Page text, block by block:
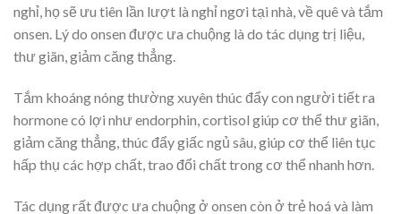
nghỉ, họ sẽ ưu tiên lần lượt là nghỉ ngơi tại nhà, về quê và tắm
onsen. Lý do onsen được ưa chuộng là do tác dụng trị liệu,
thư giãn, giảm căng thẳng.
Tắm khoáng nóng thường xuyên thúc đẩy con người tiết ra
hormone có lợi như endorphin, cortisol giúp cơ thể thư giãn,
giảm căng thẳng, thúc đẩy giấc ngủ sâu, giúp cơ thể liên tục
hấp thụ các hợp chất, trao đổi chất trong cơ thể nhanh hơn.
Tác dụng rất được ưa chuộng ở onsen còn ở trẻ hoá và làm